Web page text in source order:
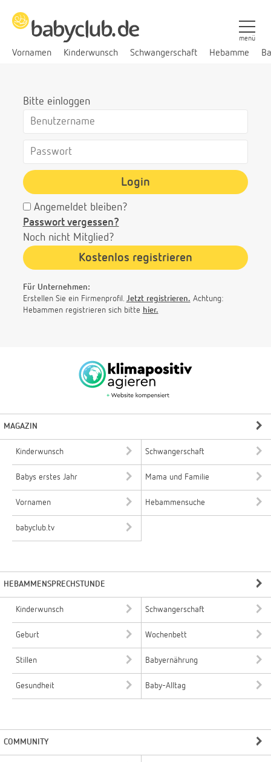
Vornamen Kinderwunsch Schwangerschaft Hebamme
menü
Bitte einloggen
Login
Angemeldet bleiben?
Passwort vergessen?
Noch nicht Mitglied?
Kostenlos registrieren
Für Unternehmen:
Erstellen Sie ein Firmenprofil.
Jetzt registrieren. Achtung:
Hebammen registrieren sich bitte hier.
MAGAZIN
Kinderwunsch Schwangerschaft
Babys erstes Jahr Mama und Familie
Vornamen Hebammensuche
babyclub.tv
HEBAMMENSPRECHSTUNDE
Kinderwunsch Schwangerschaft
Geburt Wochenbett
Stillen Babyernährung
Gesundheit Baby-Alltag
COMMUNITY